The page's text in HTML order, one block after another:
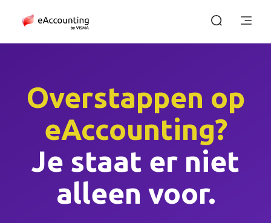
Overstappen op
eAccounting?
Je staat er niet
alleen voor.